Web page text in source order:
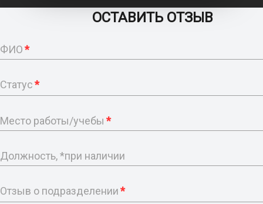
ОСТАВИТЬ ОТЗЫВ
ФИО*
Статус*
Место работы/учебы *
Должность, *при наличии
Отзыв о подразделении*